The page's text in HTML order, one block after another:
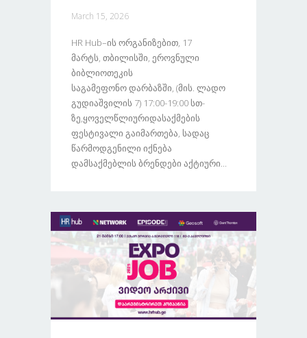
March 15, 2026
HR Hub–Ის Ორგანიზებით, 17
Მარტს, Თბილისში, Ეროვნული
Ბიბლიოთეკის
Საგამეფონო Დარბაზში, (მის. Ლადო
Გუდიაშვილის 7) 17:00-19:00 Სთ-
Ზე,ყოველწლიურიდასაქმების
Ფესტივალი Გაიმართება, Სადაც
Წარმოდგენილი Იქნება
Დამსაქმებლის Ბრენდები Აქტიური...